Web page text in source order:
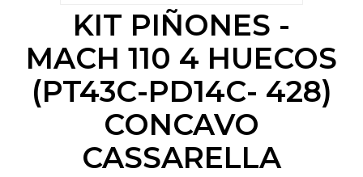
KIT PIÑONES -
MACH 110 4 HUECOS
(PT43C-PD14C- 428)
CONCAVO
CASSARELLA